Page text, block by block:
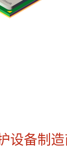
设备制